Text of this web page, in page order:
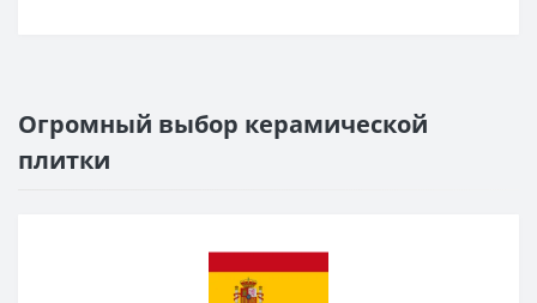
Огромный выбор керамической
плитки